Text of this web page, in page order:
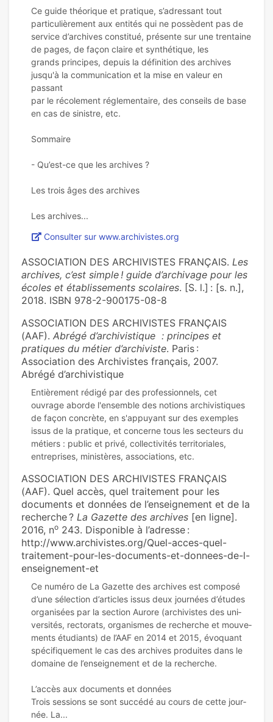
Ce guide théorique et pratique, s’adressant tout
particulièrement aux entités qui ne possèdent pas de
service d’archives constitué, présente sur une trentaine
de pages, de façon claire et synthétique, les
grands principes, depuis la définition des archives
jusqu'à la communication et la mise en valeur en
passant
par le récolement réglementaire, des conseils de base
en cas de sinistre, etc.
Sommaire
- Qu’est-ce que les archi­ves ?
Les trois âges des archi­ves
Consulter sur www.archivistes.org
ASSOCIATION DES ARCHIVISTES FRANÇAIS. Les
archives, c’est simple ! guide d’archivage pour les
écoles et établissements scolaires. [S. l.] : [s. n.],
2018. ISBN 978-2-900175-08-8
ASSOCIATION DES ARCHIVISTES FRANÇAIS
(AAF). Abrégé d’archivistique : principes et
pratiques du métier d’archiviste. Paris :
Association des Archivistes français, 2007.
Abrégé d’archivistique
Entièrement rédigé par des professionnels, cet
ouvrage aborde l'ensemble des notions archivistiques
de façon concrète, en s'appuyant sur des exemples
issus de la pratique, et concerne tous les secteurs du
métiers : public et privé, collectivités territoriales,
ASSOCIATION DES ARCHIVISTES FRANÇAIS
(AAF). Quel accès, quel traitement pour les
documents et données de l’enseignement et de la
recherche ? La Gazette des archives [en ligne].
2016, no 243. Disponible à l’adresse :
http://www.archivistes.org/Quel-acces-quel-
traitement-pour-les-documents-et-donnees-de-l-
enseignement-et
Ce numéro de La Gazette des archi­ves est com­posé
d’une sélec­tion d’arti­cles issus deux jour­nées d’études
orga­ni­sées par la sec­tion Aurore (archi­vis­tes des uni­
ver­si­tés, rec­to­rats, orga­nis­mes de recher­che et mou­ve­
ments étudiants) de l’AAF en 2014 et 2015, évoquant
spé­ci­fi­que­ment le cas des archi­ves pro­dui­tes dans le
domaine de l’ensei­gne­ment et de la recher­che.
L’accès aux docu­ments et don­nées
Trois ses­sions se sont suc­cédé au cours de cette jour­